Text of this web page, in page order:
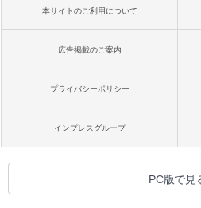
本サイトのご利用について
広告掲載のご案内
プライバシーポリシー
インプレスグループ
PC版で見